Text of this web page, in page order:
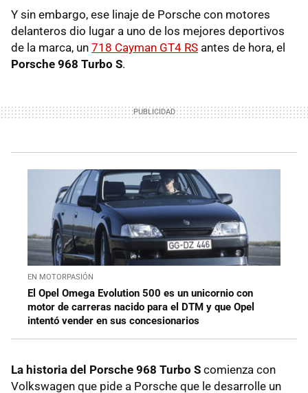
Y sin embargo, ese linaje de Porsche con motores
delanteros dio lugar a uno de los mejores deportivos
de la marca, un 718 Cayman GT4 RS antes de hora, el
Porsche 968 Turbo S.
EN MOTORPASIÓN
El Opel Omega Evolution 500 es un unicornio con
motor de carreras nacido para el DTM y que Opel
intentó vender en sus concesionarios
La historia del Porsche 968 Turbo S comienza con
Volkswagen que pide a Porsche que le desarrolle un